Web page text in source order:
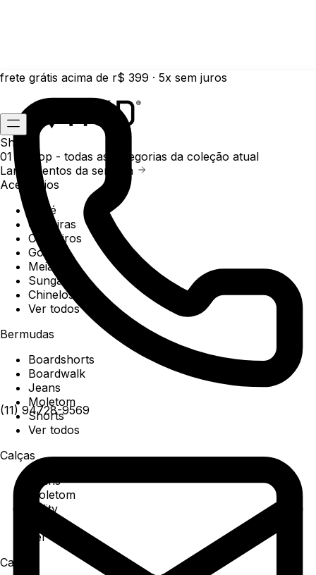
frete grátis acima de r$ 399 · 5x sem juros
(11) 94728-9569
Shop
01 /
Shop - todas as categorias da coleção atual
Lançamentos da semana
Acessórios
Boné
Carteiras
Chaveiros
Gorros
Meias
Sunga
Chinelos
Ver todos
Bermudas
Boardshorts
Boardwalk
Jeans
Moletom
Shorts
Ver todos
Calças
Jeans
Moletom
Utility
Ver todos
Camisa